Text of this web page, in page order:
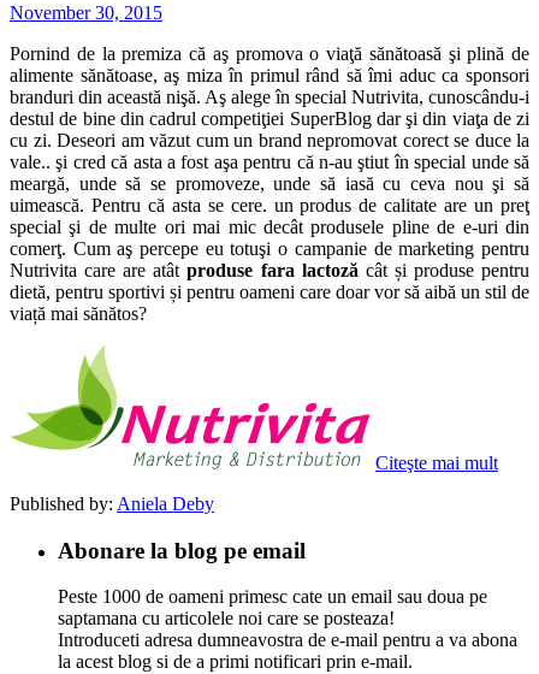
November 30, 2015
Pornind de la premiza că aş promova o viaţă sănătoasă şi plină de
alimente sănătoase, aş miza în primul rând să îmi aduc ca sponsori
branduri din această nişă. Aş alege în special Nutrivita, cunoscându-i
destul de bine din cadrul competiţiei SuperBlog dar şi din viaţa de zi
cu zi. Deseori am văzut cum un brand nepromovat corect se duce la
vale.. şi cred că asta a fost aşa pentru că n-au ştiut în special unde să
meargă, unde să se promoveze, unde să iasă cu ceva nou şi să
uimească. Pentru că asta se cere. un produs de calitate are un preţ
special şi de multe ori mai mic decât produsele pline de e-uri din
comerţ. Cum aş percepe eu totuşi o campanie de marketing pentru
Nutrivita care are atât produse fara lactoză cât și produse pentru
dietă, pentru sportivi și pentru oameni care doar vor să aibă un stil de
viață mai sănătos?
Citeşte mai mult
Published by: Aniela Deby
Abonare la blog pe email
Peste 1000 de oameni primesc cate un email sau doua pe
saptamana cu articolele noi care se posteaza!
Introduceti adresa dumneavostra de e-mail pentru a va abona
la acest blog si de a primi notificari prin e-mail.